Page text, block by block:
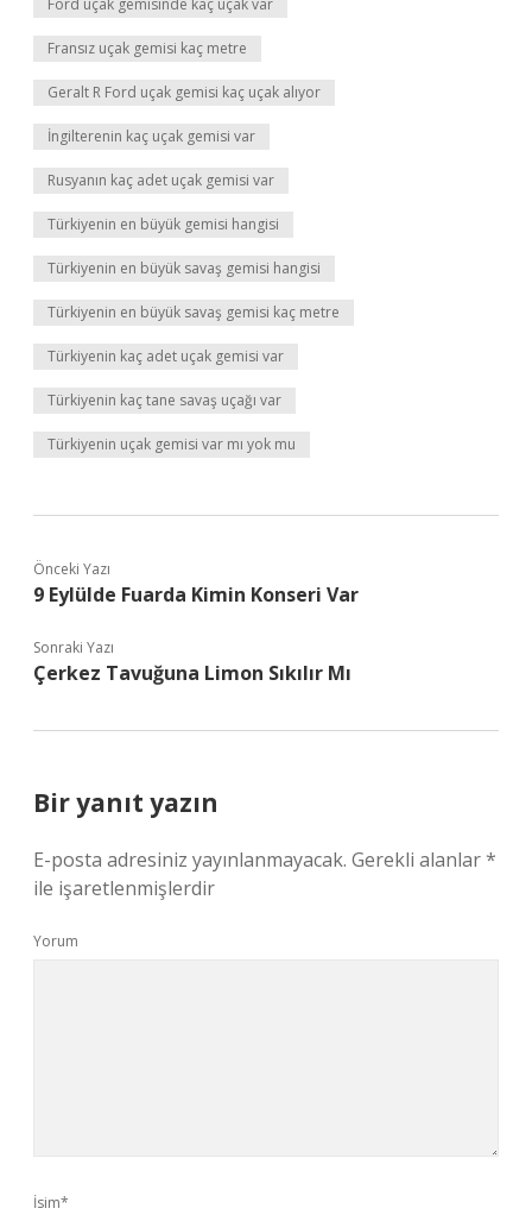
Ford uçak gemisinde kaç uçak var
Fransız uçak gemisi kaç metre
Geralt R Ford uçak gemisi kaç uçak alıyor
İngilterenin kaç uçak gemisi var
Rusyanın kaç adet uçak gemisi var
Türkiyenin en büyük gemisi hangisi
Türkiyenin en büyük savaş gemisi hangisi
Türkiyenin en büyük savaş gemisi kaç metre
Türkiyenin kaç adet uçak gemisi var
Türkiyenin kaç tane savaş uçağı var
Türkiyenin uçak gemisi var mı yok mu
Önceki Yazı
9 Eylülde Fuarda Kimin Konseri Var
Sonraki Yazı
Çerkez Tavuğuna Limon Sıkılır Mı
Bir yanıt yazın
E-posta adresiniz yayınlanmayacak. Gerekli alanlar*
ile işaretlenmişlerdir
Yorum
İsim*